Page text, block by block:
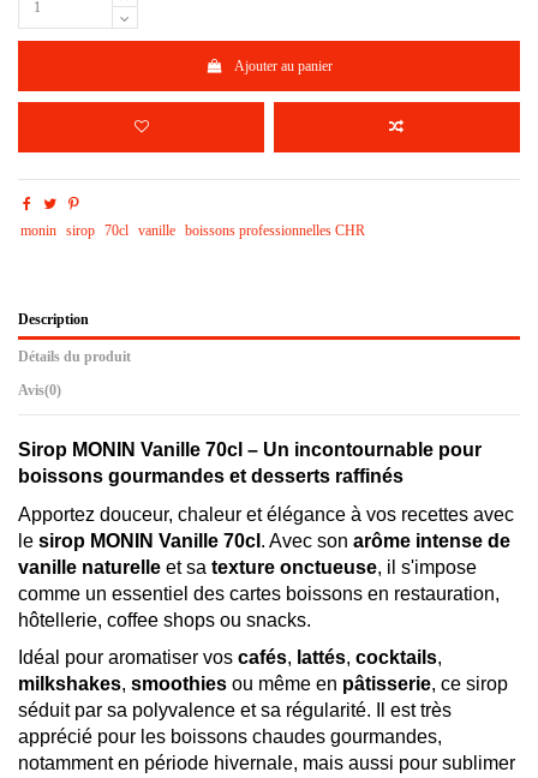
Ajouter au panier
monin sirop 70cl vanille boissons professionnelles CHR
Description
Détails du produit
Avis(0)
Sirop MONIN Vanille 70cl – Un incontournable pour
boissons gourmandes et desserts raffinés
Apportez douceur, chaleur et élégance à vos recettes avec
le sirop MONIN Vanille 70cl . Avec son arôme intense de
vanille naturelle et sa texture onctueuse, il s'impose
comme un essentiel des cartes boissons en restauration,
hôtellerie, coffee shops ou snacks.
Idéal pour aromatiser vos cafés, lattés, cocktails,
milkshakes, smoothies ou même en pâtisserie, ce sirop
séduit par sa polyvalence et sa régularité. Il est très
apprécié pour les boissons chaudes gourmandes,
notamment en période hivernale, mais aussi pour sublimer